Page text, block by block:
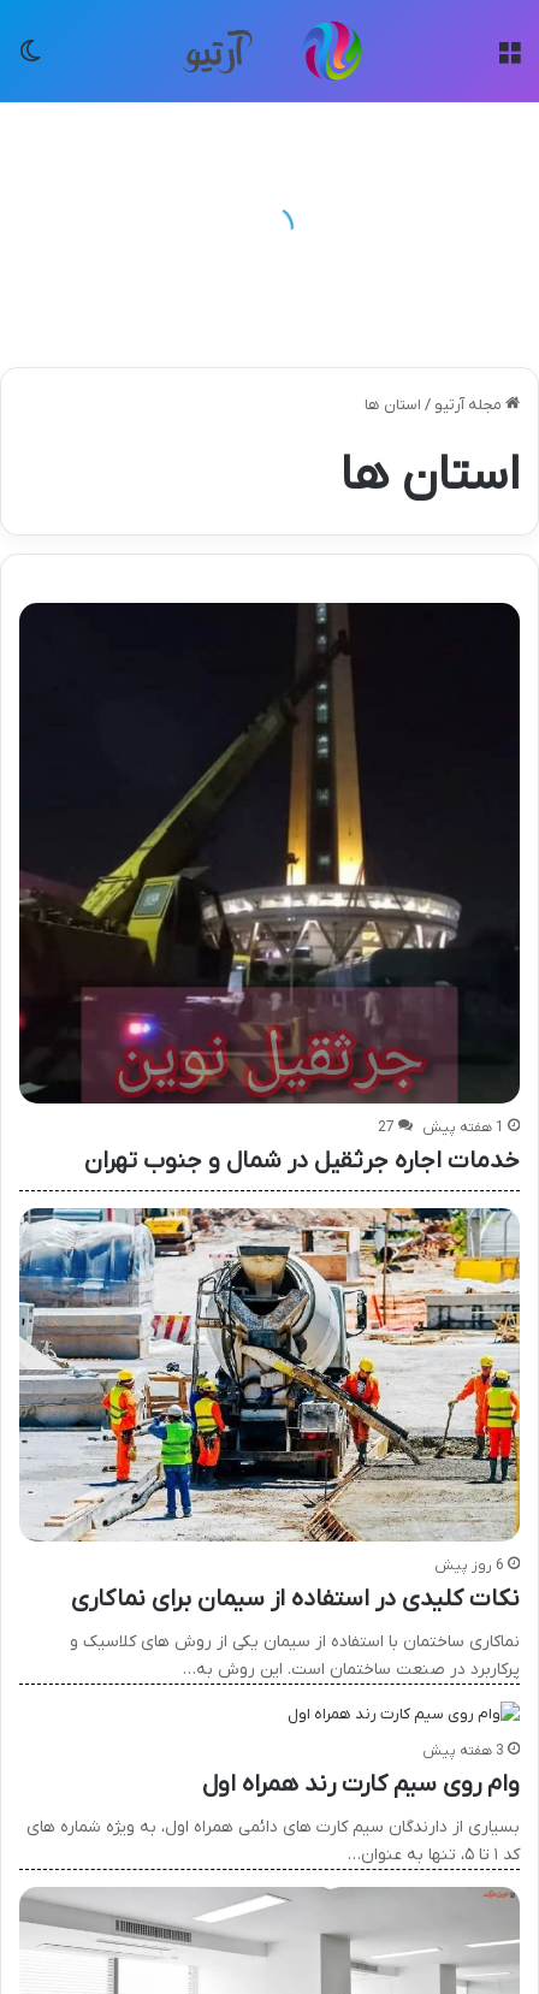
مجله آرتیو / استان ها
استان ها
1 هفته پیش 27
خدمات اجاره جرثقیل در شمال و جنوب تهران
6 روز پیش
نکات کلیدی در استفاده از سیمان برای نماکاری
نماکاری ساختمان با استفاده از سیمان یکی از روش های کلاسیک و
پرکاربرد در صنعت ساختمان است. این روش به…
3 هفته پیش
وام روی سیم کارت رند همراه اول
بسیاری از دارندگان سیم کارت های دائمی همراه اول، به ویژه شماره های
کد ۱ تا ۵، تنها به عنوان…